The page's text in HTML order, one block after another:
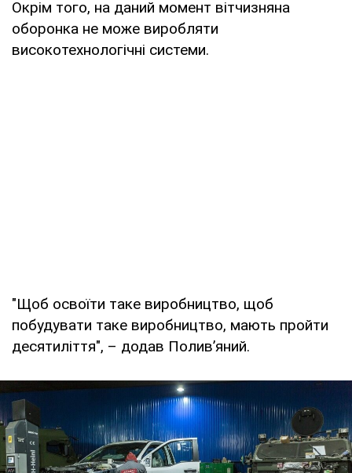
Окрім того, на даний момент вітчизняна
оборонка не може виробляти
високотехнологічні системи.
"Щоб освоїти таке виробництво, щоб
побудувати таке виробництво, мають пройти
десятиліття", – додав Полив’яний.